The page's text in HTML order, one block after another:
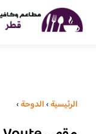
الرئيسية›الدوحة›